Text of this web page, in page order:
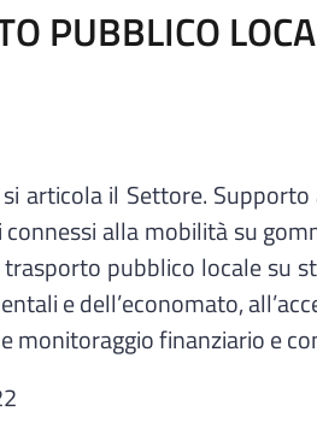
PUBBLICO
articola il Settore.
alla mobilità su
pubblico locale su
e dell’economato,
monitoraggio finanziario e